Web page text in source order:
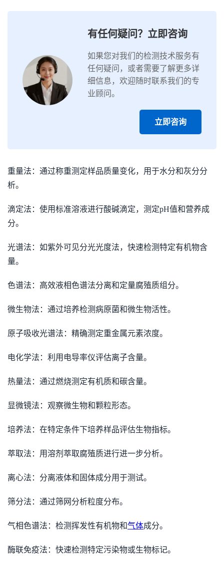
有任何疑问？立即咨询
如果您对我们的检测技术服务有
任何疑问，或者需要了解更多详
细信息，欢迎随时联系我们的专
业顾问。
立即咨询
重量法：通过称重测定样品质量变化，用于水分和灰分分
析。
滴定法：使用标准溶液进行酸碱滴定，测定pH值和营养成
分。
光谱法：如紫外可见分光光度法，快速检测特定有机物含
量。
色谱法：高效液相色谱法分离和定量腐殖质组分。
微生物法：通过培养检测病原菌和微生物活性。
原子吸收光谱法：精确测定重金属元素浓度。
电化学法：利用电导率仪评估离子含量。
热量法：通过燃烧测定有机质和碳含量。
显微镜法：观察微生物和颗粒形态。
培养法：在特定条件下培养样品评估生物指标。
萃取法：用溶剂萃取腐殖质进行进一步分析。
离心法：分离液体和固体成分用于测试。
筛分法：通过筛网分析粒度分布。
气相色谱法：检测挥发性有机物和气体成分。
酶联免疫法：快速检测特定污染物或生物标记。